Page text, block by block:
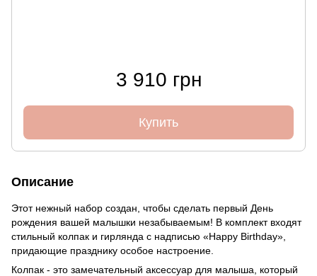
3 910 грн
Купить
Описание
Этот нежный набор создан, чтобы сделать первый День
рождения вашей малышки незабываемым! В комплект входят
стильный колпак и гирлянда с надписью «Happy Birthday»,
придающие празднику особое настроение.
Колпак - это замечательный аксессуар для малыша, который